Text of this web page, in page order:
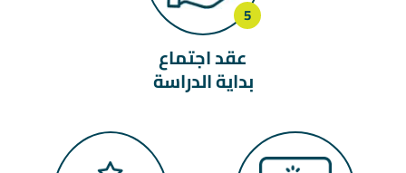
عقد اجتماع
بداية الدراسة